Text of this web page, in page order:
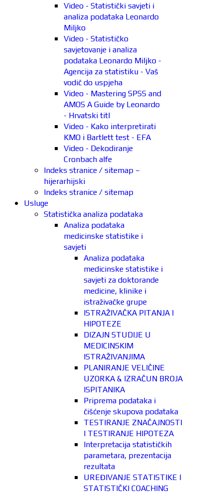
Video - Statistički savjeti i
analiza podataka Leonardo
Miljko
Video - Statističko
savjetovanje i analiza
podataka Leonardo Miljko -
Agencija za statistiku - Vaš
vodič do uspjeha
Video - Mastering SPSS and
AMOS A Guide by Leonardo
- Hrvatski titl
Video - Kako interpretirati
KMO i Bartlett test - EFA
Video - Dekodiranje
Cronbach alfe
Indeks stranice / sitemap –
hijerarhijski
Indeks stranice / sitemap
Usluge
Statistička analiza podataka
Analiza podataka
medicinske statistike i
savjeti
Analiza podataka
medicinske statistike i
savjeti za doktorande
medicine, klinike i
istraživačke grupe
ISTRAŽIVAČKA PITANJA I
HIPOTEZE
DIZAJN STUDIJE U
MEDICINSKIM
ISTRAŽIVANJIMA
PLANIRANJE VELIČINE
UZORKA & IZRAČUN BROJA
ISPITANIKA
Priprema podataka i
čišćenje skupova podataka
TESTIRANJE ZNAČAJNOSTI
I TESTIRANJE HIPOTEZA
Interpretacija statističkih
parametara, prezentacija
rezultata
UREĐIVANJE STATISTIKE I
STATISTIČKI COACHING